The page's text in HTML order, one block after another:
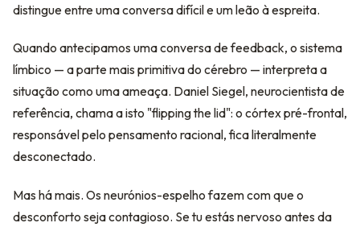
distingue entre uma conversa difícil e um leão à espreita.
Quando antecipamos uma conversa de feedback, o sistema
límbico — a parte mais primitiva do cérebro — interpreta a
situação como uma ameaça. Daniel Siegel, neurocientista de
referência, chama a isto "flipping the lid": o córtex pré-frontal,
responsável pelo pensamento racional, fica literalmente
desconectado.
Mas há mais. Os neurónios-espelho fazem com que o
desconforto seja contagioso. Se tu estás nervoso antes da